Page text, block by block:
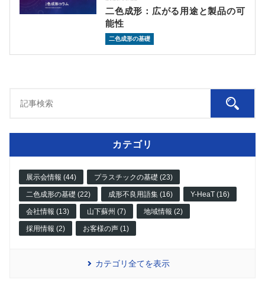
二色成形：広がる用途と製品の可
能性
二色成形の基礎
カテゴリ
展示会情報 (44) プラスチックの基礎 (23)
二色成形の基礎 (22) 成形不良用語集 (16) Y-HeaT (16)
会社情報 (13) 山下蘇州 (7) 地域情報 (2)
採用情報 (2) お客様の声 (1)
カテゴリ全てを表示